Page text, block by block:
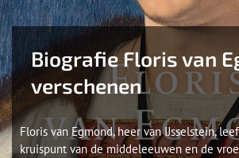
Biografie Floris van
verschenen
Floris van Egmond, heer van IJsselstein,
kruispunt van de middeleeuwen en de